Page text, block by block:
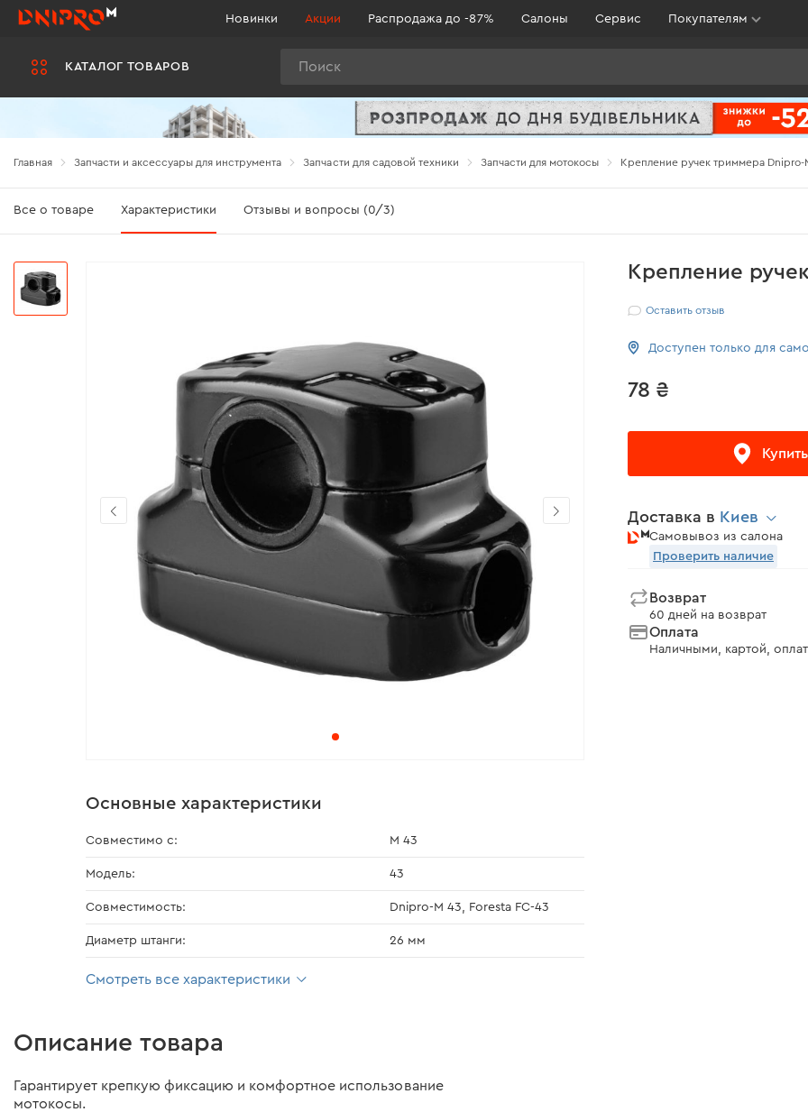
КАТАЛОГ ТОВАРОВ
Новинки Акции Распродажа до -87% Салоны Сервис Покупателям
Главная Запчасти и аксессуары для инструмента Запчасти для садовой техники Запчасти для мотокосы Крепление ручек триммера Dnipro-
Все о товаре Характеристики Отзывы и вопросы (0/3)
Крепление
Оставить отзыв
Доступен только для
78 ₴
Купить
Доставка в Киев
Самовывоз из салона
Проверить наличие
Возврат
60 дней на возврат
Оплата
Наличными, картой,
Основные характеристики
Совместимо с: M 43
Модель: 43
Совместимость: Dnipro-M 43, Foresta FC-43
Диаметр штанги: 26 мм
Смотреть все характеристики
Описание товара
Гарантирует крепкую фиксацию и комфортное использование
мотокосы.